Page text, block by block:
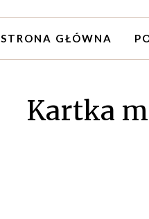
STRONA GŁÓWNA
Kartka